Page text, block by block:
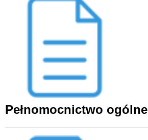
Pełnomocnictwo ogólne